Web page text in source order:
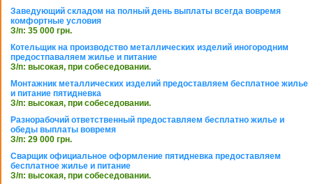
Заведующий складом на полный день выплаты всегда вовремя
комфортные условия
З/п: 35 000 грн.
Котельщик на производство металлических изделий иногородним
предостпаваляем жилье и питание
З/п: высокая, при собеседовании.
Монтажник металлических изделий предоставляем бесплатное жилье
и питание пятидневка
З/п: высокая, при собеседовании.
Разнорабочий ответственный предоставляем бесплатно жилье и
обеды выплаты вовремя
З/п: 29 000 грн.
Сварщик официальное оформление пятидневка предоставляем
бесплатное жилье и питание
З/п: высокая, при собеседовании.